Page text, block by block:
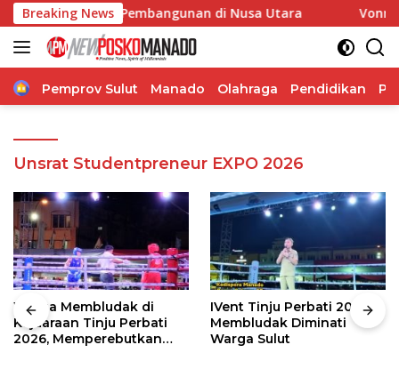
Langsung
ke
konten
Breaking NewsPembangunan di Nusa Utara Vonny Paat
Home
Pemprov Sulut Manado Olahraga Pendidikan
Unsrat Studentpreneur EXPO 2026
Warga Membludak di
Kejuaraan Tinju Perbati
2026, Memperebutkan
IVent Tinju Perbati 2026
Membludak Diminati
Warga Sulut